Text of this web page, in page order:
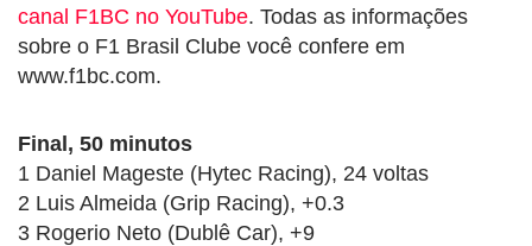
canal F1BC no YouTube. Todas as informações
sobre o F1 Brasil Clube você confere em
www.f1bc.com.
Final, 50 minutos
1 Daniel Mageste (Hytec Racing), 24 voltas
2 Luis Almeida (Grip Racing), +0.3
3 Rogerio Neto (Dublê Car), +9